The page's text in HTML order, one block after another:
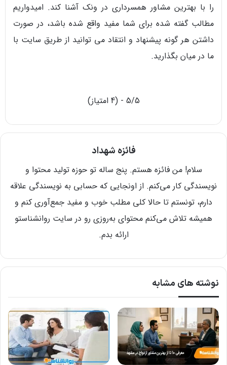
را با بهترین مشاور همسرداری در ونک آشنا کند. امیدواریم
مطالب گفته شده برای شما مفید واقع شده باشد، در صورت
داشتن هر گونه پیشنهاد و انتقاد می توانید از طریق سایت با
ما در میان بگذارید.
5/5 - (4 امتیاز)
فائزه شهداد
سلام! من فائزه هستم. پنج ساله تو حوزه تولید محتوا و
نویسندگی کار می‌کنم. از اونجایی که حسابی به نویسندگی علاقه
دارم، تونستم تا حالا کلی مطلب خوب و مفید جمع‌آوری کنم و
همیشه تلاش می‌کنم محتوای به‌روزی رو در سایت روانشناستو
ارائه بدم.
نوشته های مشابه